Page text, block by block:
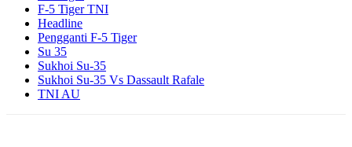
F-5 Tiger TNI
Headline
Pengganti F-5 Tiger
Su 35
Sukhoi Su-35
Sukhoi Su-35 Vs Dassault Rafale
TNI AU